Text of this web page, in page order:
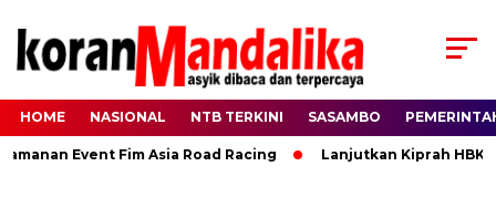
HOME NASIONAL NTB TERKINI SASAMBO
Event Fim Asia Road Racing Lanjutkan Kiprah HBK,